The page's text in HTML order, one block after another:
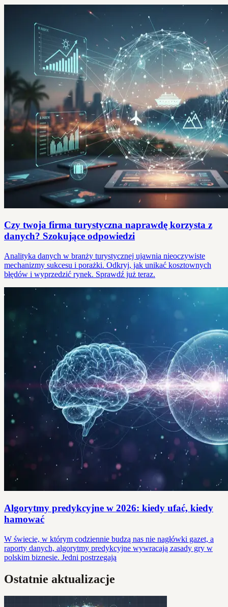
Czy twoja firma turystyczna naprawdę korzysta z
danych? Szokujące odpowiedzi
Analityka danych w branży turystycznej ujawnia nieoczywiste
mechanizmy sukcesu i porażki. Odkryj, jak unikać kosztownych
błędów i wyprzedzić rynek. Sprawdź już teraz.
Algorytmy predykcyjne w 2026: kiedy ufać, kiedy
hamować
W świecie, w którym codziennie budzą nas nie nagłówki gazet, a
raporty danych, algorytmy predykcyjne wywracają zasady gry w
polskim biznesie. Jedni postrzegają
Ostatnie aktualizacje